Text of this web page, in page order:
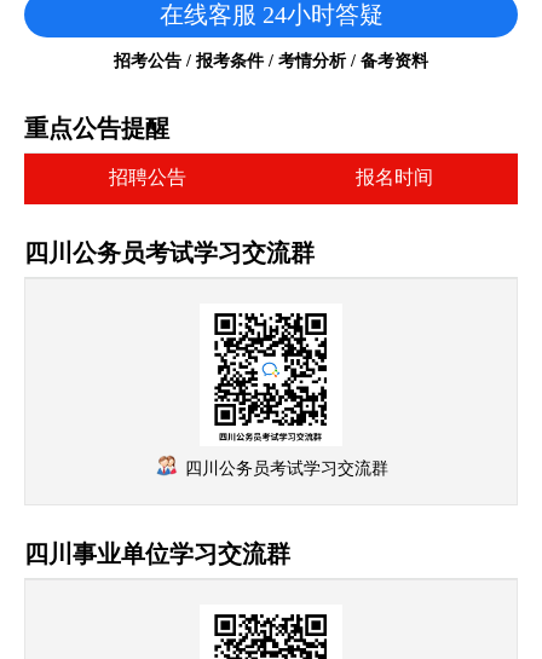
在线客服 24小时答疑
招考公告 / 报考条件 / 考情分析 / 备考资料
重点公告提醒
招聘公告 报名时间
四川公务员考试学习交流群
四川公务员考试学习交流群
四川事业单位学习交流群